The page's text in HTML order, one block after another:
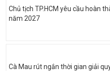
Chủ tịch TP.HCM yêu cầu hoàn
năm 2027
Cà Mau rút ngắn thời gian giải